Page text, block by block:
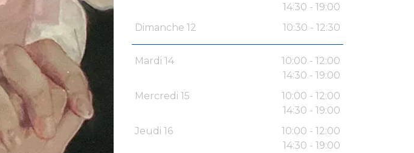
14:30 - 19:00
Dimanche 12
10:30 - 12:30
Mardi 14
10:00 - 12:00
14:30 - 19:00
Mercredi 15
10:00 - 12:00
14:30 - 19:00
Jeudi 16
10:00 - 12:00
14:30 - 19:00